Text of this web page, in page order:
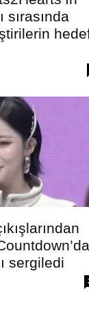
sırasında
sergiledi